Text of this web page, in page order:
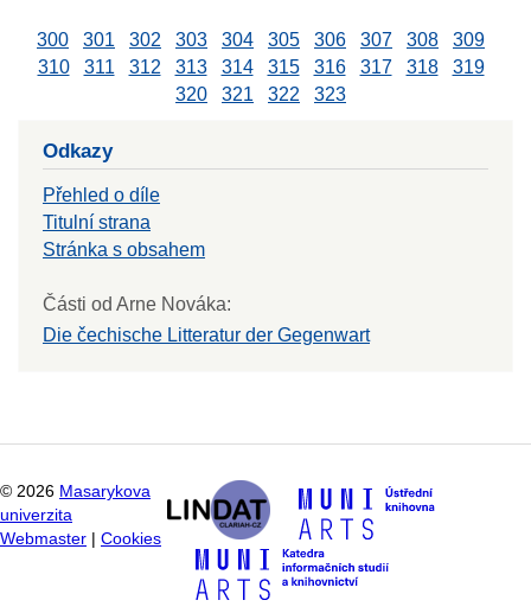
300 301 302 303 304 305 306 307 308
309
310
311 312 313 314 315 316 317 318
319
320
321 322 323
Odkazy
Přehled o díle
Titulní strana
Stránka s obsahem
Části od Arne Nováka:
Die čechische Litteratur der Gegenwart
© 2026 Masarykova
univerzita
Webmaster | Cookies